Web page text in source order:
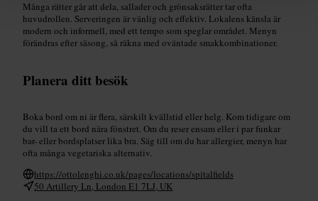
Många rätter går att dela, sallader och grönsaksrätter tar ofta
huvudrollen. Serveringen är vänlig och effektiv. Lokalens känsla är
modern och informell, med ett tempo som speglar området. Menyn
förändras efter säsong, så räkna med oväntade smakkombinationer.
Planera ditt besök
Boka bord om ni är flera, särskilt kvällstid eller helg. Kom tidigare om
du vill ta ett bord nära fönstret. Om du reser ensam eller i par funkar
bar- eller bordsplatser lika bra. Säg till om du har allergier, menyn har
ofta många vegetariska alternativ.
https://ottolenghi.co.uk/pages/locations/spitalfields
50 Artillery Ln, London E1 7LJ, UK